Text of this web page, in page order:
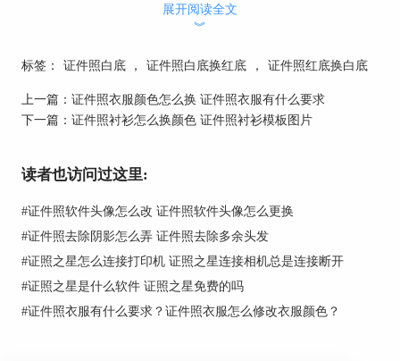
1.打开证照之星软件，在功能栏中选择“打开文
图1：打开白底证件照
2.在主界面的功能栏上点击“背景处理”按钮，弹
出“智能背景替换”界面。
展开阅读全文
︾
标签： 证件照白底 ， 证件照白底换红底 ， 证件照红底换白底
上一篇： 证件照衣服颜色怎么换 证件照衣服有什么要求
下一篇： 证件照衬衫怎么换颜色 证件照衬衫模板图片
读者也访问过这里:
#证件照软件头像怎么改 证件照软件头像怎么更换
#证件照去除阴影怎么弄 证件照去除多余头发
#证照之星怎么连接打印机 证照之星连接相机总是连接断开
#证照之星是什么软件 证照之星免费的吗
#证件照衣服有什么要求？证件照衣服怎么修改衣服颜色？